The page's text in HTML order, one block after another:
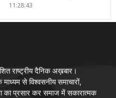
11:28:43
राष्ट्रीय दैनिक अख़बार।
से विश्वसनीय समाचारों,
का प्रसार कर समाज में सकारात्मक